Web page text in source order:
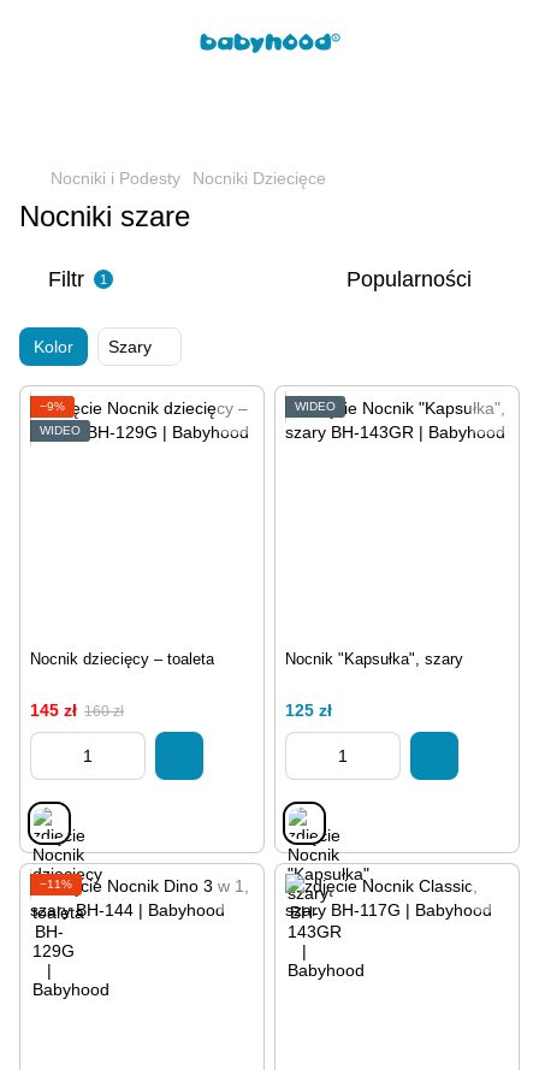
Nocniki i Podesty Nocniki Dziecięce
Nocniki szare
Filtr 1 Popularności
Kolor Szary
−9%
WIDEO
Nocnik dziecięcy – toaleta
145 zł 160 zł
WIDEO
Nocnik "Kapsułka", szary
125 zł
−11%